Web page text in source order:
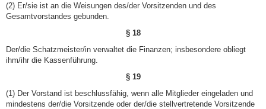
(2) Er/sie ist an die Weisungen des/der Vorsitzenden und des
Gesamtvorstandes gebunden.
§ 18
Der/die Schatzmeister/in verwaltet die Finanzen; insbesondere obliegt
ihm/ihr die Kassenführung.
§ 19
(1) Der Vorstand ist beschlussfähig, wenn alle Mitglieder eingeladen und
mindestens der/die Vorsitzende oder der/die stellvertretende Vorsitzende